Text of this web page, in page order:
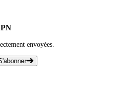
envoyées.